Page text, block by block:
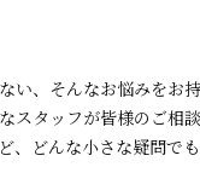
い、そんなお悩みをお
スタッフが皆様のご相
、どんな小さな疑問で